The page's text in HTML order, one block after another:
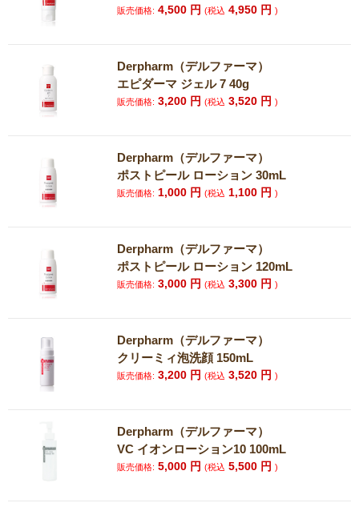
販売価格: 4,500 円(税込 4,950 円)
Derpharm（デルファーマ）
エピダーマ ジェル 7 40g
販売価格: 3,200 円(税込 3,520 円)
Derpharm（デルファーマ）
ポストピール ローション 30mL
販売価格: 1,000 円(税込 1,100 円)
Derpharm（デルファーマ）
ポストピール ローション 120mL
販売価格: 3,000 円(税込 3,300 円)
Derpharm（デルファーマ）
クリーミィ泡洗顔 150mL
販売価格: 3,200 円(税込 3,520 円)
Derpharm（デルファーマ）
VC イオンローション10 100mL
販売価格: 5,000 円(税込 5,500 円)